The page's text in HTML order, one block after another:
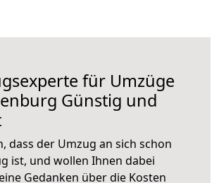
für Umzüge
Günstig und
dass der Umzug an sich schon
ist, und wollen Ihnen dabei
Gedanken über die Kosten